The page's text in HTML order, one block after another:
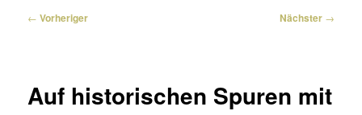
Beitragsnavigation
← Vorheriger Nächster →
Auf historischen Spuren mit